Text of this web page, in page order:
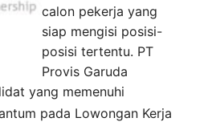
calon pekerja yang
siap mengisi posisi-
posisi tertentu. PT
Provis Garuda
yang memenuhi
pada Lowongan Kerja